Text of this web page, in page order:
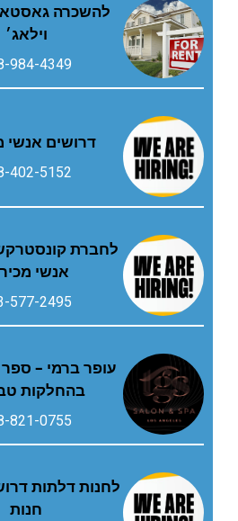
להשכרה
וילאג׳
984-4349
דרושים אנשי
402-5152
לחברת
אנשי
577-2495
עופר ברמי –
בהחלקות
821-0755
לחנות דלתות
חנות